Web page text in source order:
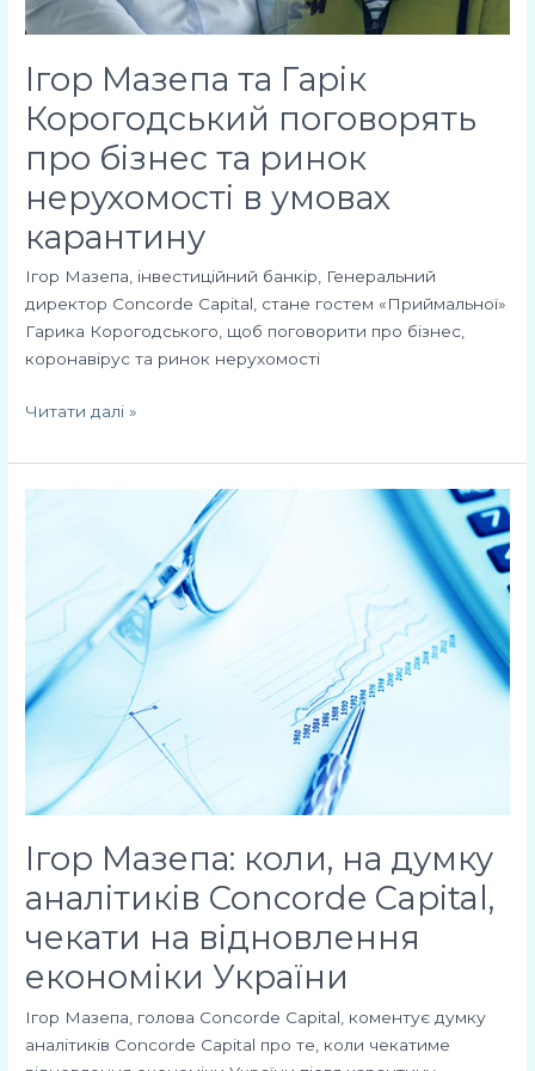
Ігор Мазепа та Гарік
Корогодський поговорять
про бізнес та ринок
нерухомості в умовах
карантину
Ігор Мазепа, інвестиційний банкір, Генеральний
директор Concorde Capital, стане гостем «Приймальної»
Гарика Корогодського, щоб поговорити про бізнес,
коронавірус та ринок нерухомості
ринок
умовах
карантину
Читати далі »
Ігор Мазепа: коли, на думку
аналітиків Concorde Capital,
чекати на відновлення
економіки України
Ігор Мазепа, голова Concorde Capital, коментує думку
аналітиків Concorde Capital про те, коли чекатиме
думку
аналітиків
Concorde
Capital,
чекати
відновлення
економіки